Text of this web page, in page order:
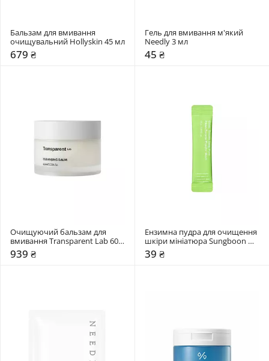
Бальзам для вмивання
очищувальний Hollyskin 45 мл
679 ₴
Гель для вмивання м'який
Needly 3 мл
45 ₴
Очищуючий бальзам для
вмивання Transparent Lab 60
мл
939 ₴
Ензимна пудра для очищення
шкіри мініатюра Sungboon
Editor 1,5 мл
39 ₴